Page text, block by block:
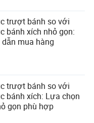
trượt bánh so với
bánh xích nhỏ gọn:
mua hàng
trượt bánh so với
bánh xích: Lựa chọn
gọn phù hợp